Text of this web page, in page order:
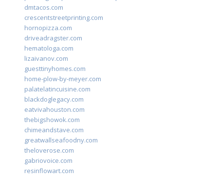
dmtacos.com
crescentstreetprinting.com
hornopizza.com
driveadragster.com
hematologa.com
lizaivanov.com
guesttinyhomes.com
home-plow-by-meyer.com
palatelatincuisine.com
blackdoglegacy.com
eatvivahouston.com
thebigshowok.com
chimeandstave.com
greatwallseafoodny.com
theloverose.com
gabriovoice.com
resinflowart.com